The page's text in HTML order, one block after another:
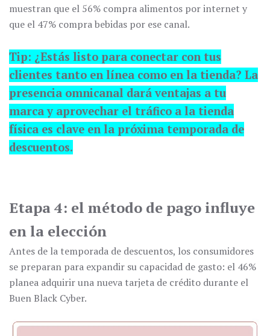
muestran que el 56% compra alimentos por internet y
que el 47% compra bebidas por ese canal.
Tip: ¿Estás listo para conectar con tus
clientes tanto en línea como en la tienda? La
presencia omnicanal dará ventajas a tu
marca y aprovechar el tráfico a la tienda
física es clave en la próxima temporada de
descuentos.
Etapa 4: el método de pago influye
en la elección
Antes de la temporada de descuentos, los consumidores
se preparan para expandir su capacidad de gasto: el 46%
planea adquirir una nueva tarjeta de crédito durante el
Buen Black Cyber.